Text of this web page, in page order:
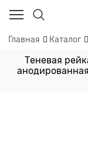
Главная Каталог
Теневая